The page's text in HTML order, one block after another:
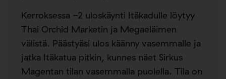
Kerroksessa -2 uloskäynti Itäkadulle löytyy
Thai Orchid Marketin ja Megaeläimen
välistä. Päästyäsi ulos käänny vasemmalle ja
jatka Itäkatua pitkin, kunnes näet Sirkus
Magentan tilan vasemmalla puolella. Tila on